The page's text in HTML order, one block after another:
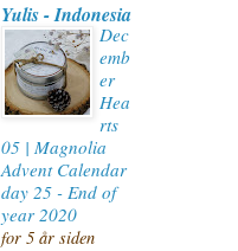
Yulis - Indonesia
Dec
emb
er
Hea
rts
05 | Magnolia
Advent Calendar
day 25 - End of
year 2020
for 5 år siden